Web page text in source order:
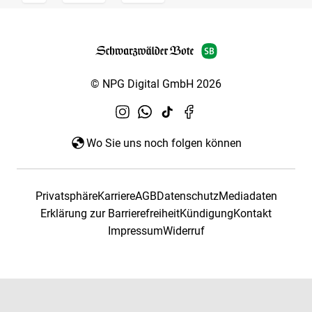
© NPG Digital GmbH 2026
Wo Sie uns noch folgen können
PrivatsphäreKarriereAGBDatenschutzMediadaten
Erklärung zur BarrierefreiheitKündigungKontakt
ImpressumWiderruf